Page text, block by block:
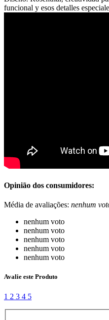
funcional y esos detalles
Opinião dos consumidores:
Média de avaliações: nenhum
nenhum voto
nenhum voto
nenhum voto
nenhum voto
nenhum voto
Avalie este Produto
1 2 3 4 5